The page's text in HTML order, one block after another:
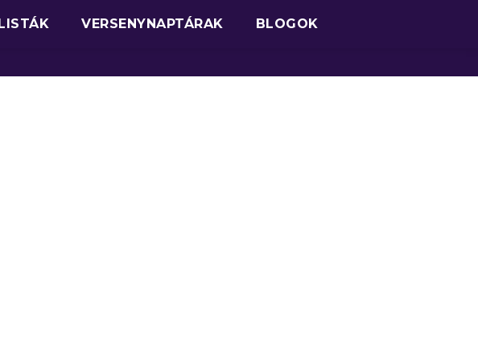
VERSENYNAPTÁRAK BLOGOK